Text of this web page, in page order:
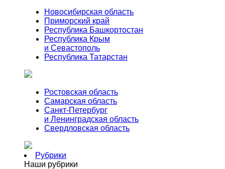
Новосибирская область
Приморский край
Республика Башкортостан
Республика Крым
и Севастополь
Республика Татарстан
Ростовская область
Самарская область
Санкт-Петербург
и Ленинградская область
Свердловская область
Рубрики
Наши рубрики